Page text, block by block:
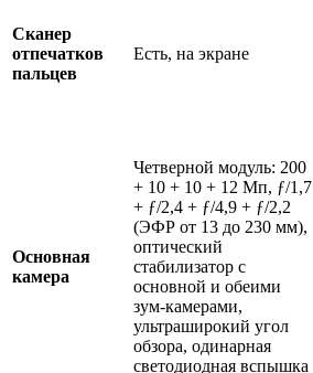
Сканер
отпечатков
пальцев
Есть, на экране
Основная
камера
Четверной модуль: 200
+ 10 + 10 + 12 Мп, ƒ/1,7
+ ƒ/2,4 + ƒ/4,9 + ƒ/2,2
(ЭФР от 13 до 230 мм),
оптический
стабилизатор с
основной и обеими
зум-камерами,
ультраширокий угол
обзора, одинарная
светодиодная вспышка